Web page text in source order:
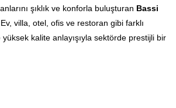
şıklık ve konforla buluşturan Bassi
villa, otel, ofis ve restoran gibi farklı
yüksek kalite anlayışıyla sektörde prestijli bir